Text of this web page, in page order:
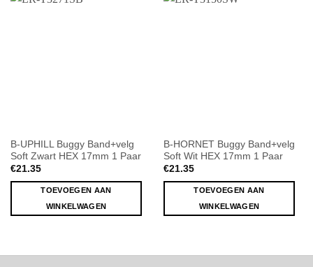
B-UPHILL Buggy Band+velg
Soft Zwart HEX 17mm 1 Paar
€21.35
TOEVOEGEN AAN
WINKELWAGEN
B-HORNET Buggy Band+velg
Soft Wit HEX 17mm 1 Paar
€21.35
TOEVOEGEN AAN
WINKELWAGEN